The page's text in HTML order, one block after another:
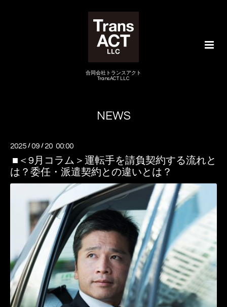
合同会社トランスアクト
TransACT LLC
NEWS
2025 /09 / 20 00:00
■＜9月コラム＞運転手を請負契約する流れと
は？委任・派遣契約との違いとは？